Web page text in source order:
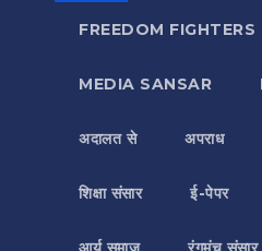
FREEDOM FIGHTERS
MEDIA SANSAR
अदालत से अपराध
शिक्षा संसार ई-पेपर